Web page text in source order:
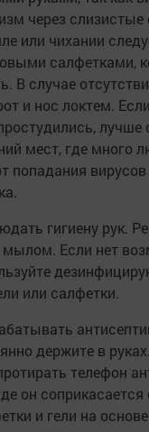
через слизистые
или чихании
салфетками,
В случае
и нос локтем.
лучше
мест, где много
попадания
гигиену рук.
Если нет
или салфетки.
держите в
телефон
он
и гели на